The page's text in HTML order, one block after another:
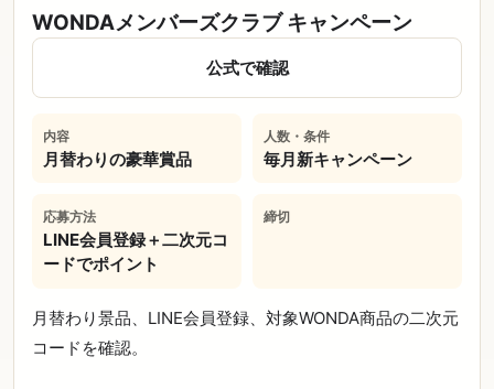
WONDAメンバーズクラブ キャンペーン
公式で確認
内容
月替わりの豪華賞品
人数・条件
毎月新キャンペーン
応募方法
LINE会員登録＋二次元コ
ードでポイント
締切
月替わり景品、LINE会員登録、対象WONDA商品の二次元
コードを確認。